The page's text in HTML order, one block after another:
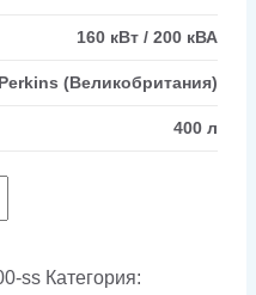
160 кВт / 200 кВА
Perkins (Великобритания)
400 л
ss Категория: